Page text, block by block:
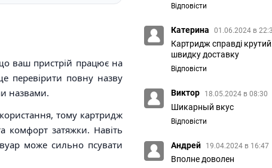
ваш пристрій працює на
перевірити повну назву
назвами.
тому картридж
комфорт затяжки. Навіть
може сильно псувати
Відповісти
Катерина 01.06.2024 в
Картридж справді
швидку доставку
Відповісти
Виктор 18.05.2024 в 08:30
Шикарный вкус
Відповісти
Андрей 19.04.2024 в 16:47
Вполне доволен